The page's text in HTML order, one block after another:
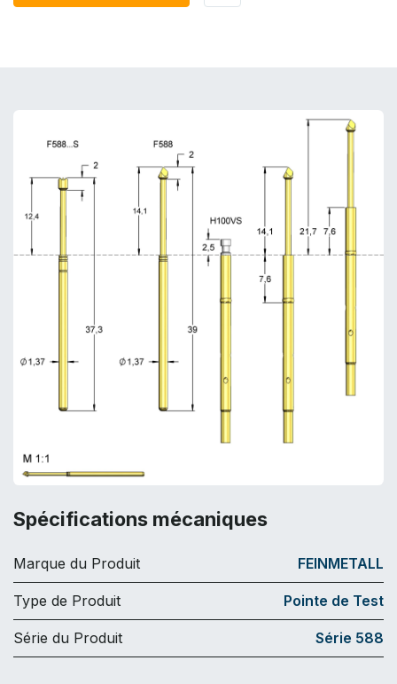
Spécifications mécaniques
Marque du Produit FEINMETALL
Type de Produit Pointe de Test
Série du Produit Série 588